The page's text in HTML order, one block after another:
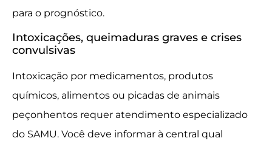
para o prognóstico.
Intoxicações, queimaduras graves e crises
convulsivas
Intoxicação por medicamentos, produtos
químicos, alimentos ou picadas de animais
peçonhentos requer atendimento especializado
do SAMU. Você deve informar à central qual